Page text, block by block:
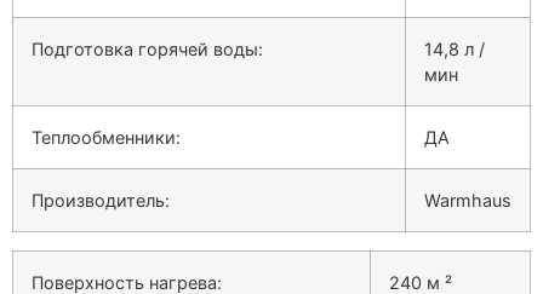
Подготовка горячей воды:
14,8 л /
мин
Теплообменники: ДА
Производитель: Warmhaus
Поверхность нагрева: 240 м ²